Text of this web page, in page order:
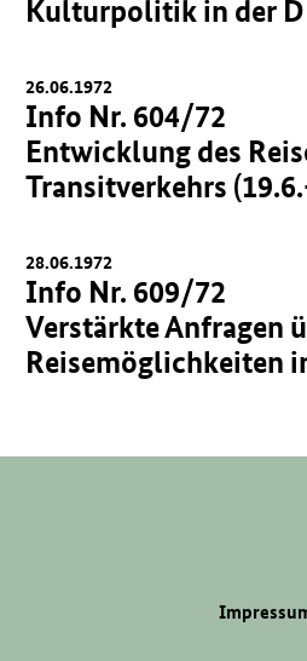
Kulturpolitik in der
26.06.1972
Info Nr. 604/72
Entwicklung des
Transitverkehrs
28.06.1972
Info Nr. 609/72
Verstärkte Anfragen
Reisemöglichkeiten